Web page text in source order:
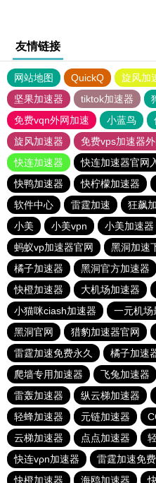
友情链接
网站地图 QuickQ 旋风加
坚果加速器
tiktok加速器
免费vqn外网加速
小蓝鸟
旋风加速器
免费vps加速器
快连加速器
快连加速器官网
快鸭加速器
快柠檬加速器
软件中心
雷霆加速 狂飙
小美
小美vpn 小美加速器
蚂蚁vp加速器官网
黑洞加速
橘子加速器
黑洞官方加速器
快橙加速器
大机场加速器
小猫咪ciash加速器
一元机场
黑洞官网
猎豹加速器官网
雷霆加速免费永久
橘子加速
爬墙专用加速器
飞兔加速器
雷轰加速器
纵云梯加速器
轻蜂加速器
元链加速器
云梯加速器
点点加速器
快连vρn加速器
雷霆加速免
快橙加速器
海鸥加速器